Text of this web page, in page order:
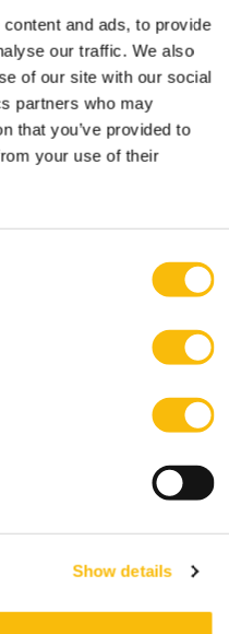
and ads, to provide
our traffic. We also
of our site with our social
partners who may
that you’ve provided to
your use of their
Show details
Business